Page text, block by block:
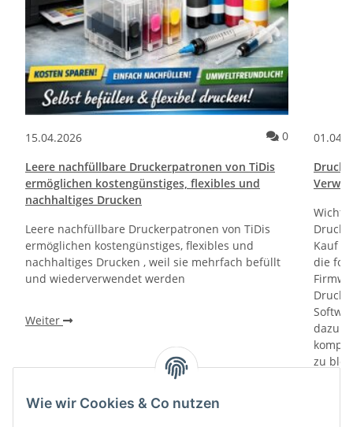
15.04.2026 Kommentare
0
Leere nachfüllbare Druckerpatronen von TiDis
ermöglichen kostengünstiges, flexibles und
nachhaltiges Drucken
Leere nachfüllbare Druckerpatronen von TiDis
ermöglichen kostengünstiges, flexibles und
nachhaltiges Drucken , weil sie mehrfach befüllt
und wiederverwendet werden
Weiter
Kauf
die
dazu
zu
Wie wir Cookies & Co nutzen